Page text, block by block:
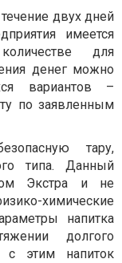
двух дней
имеется
для
денег можно
вариантов –
по заявленным
тару,
типа. Данный
Экстра и не
химические
напитка
долгого
с этим напиток